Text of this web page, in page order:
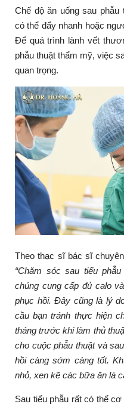
Chế độ ăn uống sau
có thể đẩy nhanh hoặc
Để quá trình lành vết
phẫu thuật thẩm mỹ, việc
quan trọng.
Theo thạc sĩ bác sĩ
“Chăm sóc sau tiểu
chúng cung cấp đủ calo
phục hồi. Đây cũng là lý
cầu bạn tránh thực hiện
tháng trước khi làm thủ
cho cuộc phẫu thuật và
hồi càng sớm càng tốt.
nhỏ, xen kẽ các bữa ăn là
Sau tiểu phẫu rất có thể